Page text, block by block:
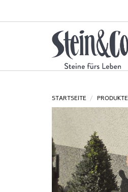
STARTSEITE PRODUKTE